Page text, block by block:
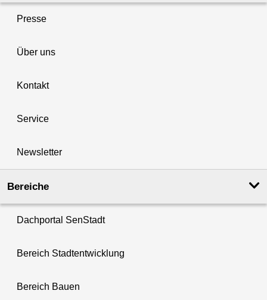
Presse
Über uns
Kontakt
Service
Newsletter
Bereiche
Dachportal SenStadt
Bereich Stadtentwicklung
Bereich Bauen